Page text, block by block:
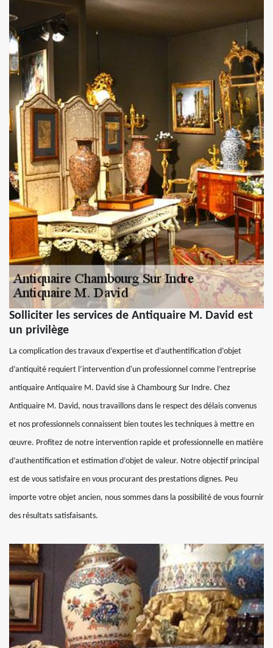
Solliciter les services de Antiquaire M. David est
un privilège
La complication des travaux d’expertise et d’authentification d’objet
d’antiquité requiert l’intervention d'un professionnel comme l’entreprise
antiquaire Antiquaire M. David sise à Chambourg Sur Indre. Chez
Antiquaire M. David, nous travaillons dans le respect des délais convenus
et nos professionnels connaissent bien toutes les techniques à mettre en
œuvre. Profitez de notre intervention rapide et professionnelle en matière
d’authentification et estimation d’objet de valeur. Notre objectif principal
est de vous satisfaire en vous procurant des prestations dignes. Peu
importe votre objet ancien, nous sommes dans la possibilité de vous fournir
des résultats satisfaisants.